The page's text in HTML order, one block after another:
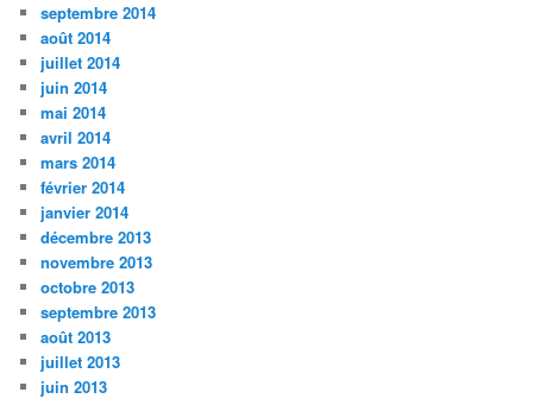
septembre 2014
août 2014
juillet 2014
juin 2014
mai 2014
avril 2014
mars 2014
février 2014
janvier 2014
décembre 2013
novembre 2013
octobre 2013
septembre 2013
août 2013
juillet 2013
juin 2013